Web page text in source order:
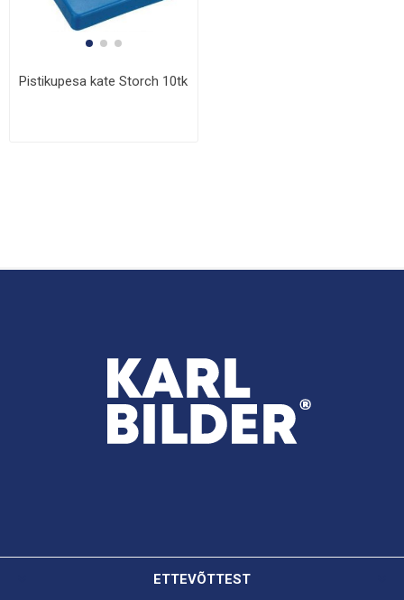
Pistikupesa kate Storch 10tk
ETTEVÕTTEST